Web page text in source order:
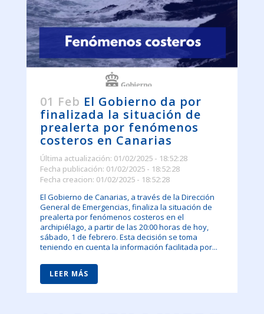
01 Feb El Gobierno da por
finalizada la situación de
prealerta por fenómenos
costeros en Canarias
Última actualización: 01/02/2025 - 18:52:28
Fecha publicación: 01/02/2025 - 18:52:28
Fecha creacion: 01/02/2025 - 18:52:28
El Gobierno de Canarias, a través de la Dirección
General de Emergencias, finaliza la situación de
prealerta por fenómenos costeros en el
archipiélago, a partir de las 20:00 horas de hoy,
sábado, 1 de febrero. Esta decisión se toma
teniendo en cuenta la información facilitada por...
LEER MÁS